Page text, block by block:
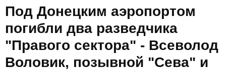
Под Донецким аэропортом
погибли два разведчика
"Правого сектора" - Всеволод
Воловик, позывной "Сева" и